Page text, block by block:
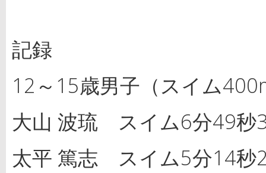
記録
12～15歳男子（スイム
大山 波琉 スイム6分49
太平 篤志 スイム5分14